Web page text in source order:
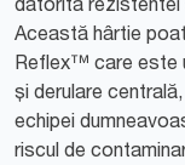
Această hârtie
Reflex™ care este
și derulare
echipei
riscul de